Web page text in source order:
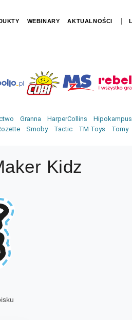
WEBINARY AKTUALNOŚCI |
Granna HarperCollins Hipokampus
Smoby Tactic TM Toys Tomy
Kidz